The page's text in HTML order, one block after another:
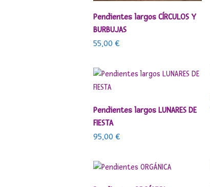
AÑADIR AL CARRITO
Pendientes largos CÍRCULOS Y
BURBUJAS
55,00 €
AÑADIR AL CARRITO
Pendientes largos LUNARES DE
FIESTA
95,00 €